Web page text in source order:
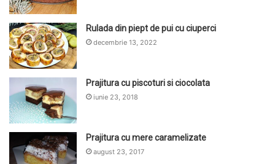
Rulada din piept de pui cu ciuperci
decembrie 13, 2022
Prajitura cu piscoturi si ciocolata
iunie 23, 2018
Prajitura cu mere caramelizate
august 23, 2017